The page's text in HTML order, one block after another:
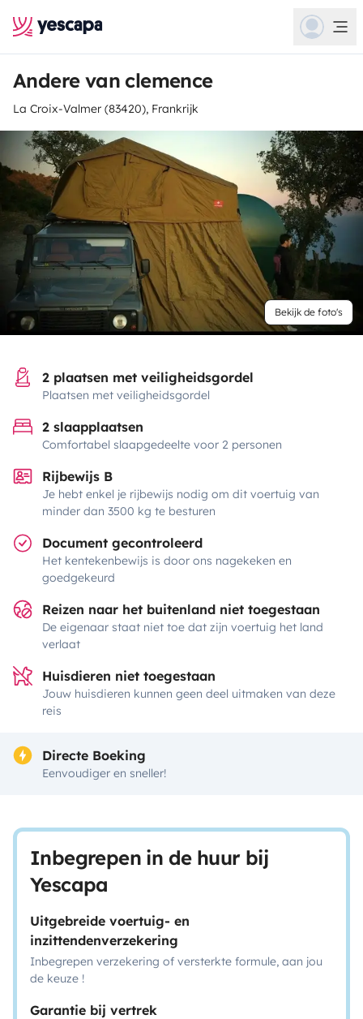
Andere van clemence
La Croix-Valmer (83420), Frankrijk
Bekijk de foto's
2 plaatsen met veiligheidsgordel
Plaatsen met veiligheidsgordel
2 slaapplaatsen
Comfortabel slaapgedeelte voor 2 personen
Rijbewijs B
Je hebt enkel je rijbewijs nodig om dit voertuig van
minder dan 3500 kg te besturen
Document gecontroleerd
Het kentekenbewijs is door ons nagekeken en
goedgekeurd
Reizen naar het buitenland niet toegestaan
De eigenaar staat niet toe dat zijn voertuig het land
verlaat
Huisdieren niet toegestaan
Jouw huisdieren kunnen geen deel uitmaken van deze
reis
Directe Boeking
Eenvoudiger en sneller!
Inbegrepen in de huur bij
Yescapa
Uitgebreide voertuig- en
inzittendenverzekering
Inbegrepen verzekering of versterkte formule, aan jou
de keuze !
Garantie bij vertrek